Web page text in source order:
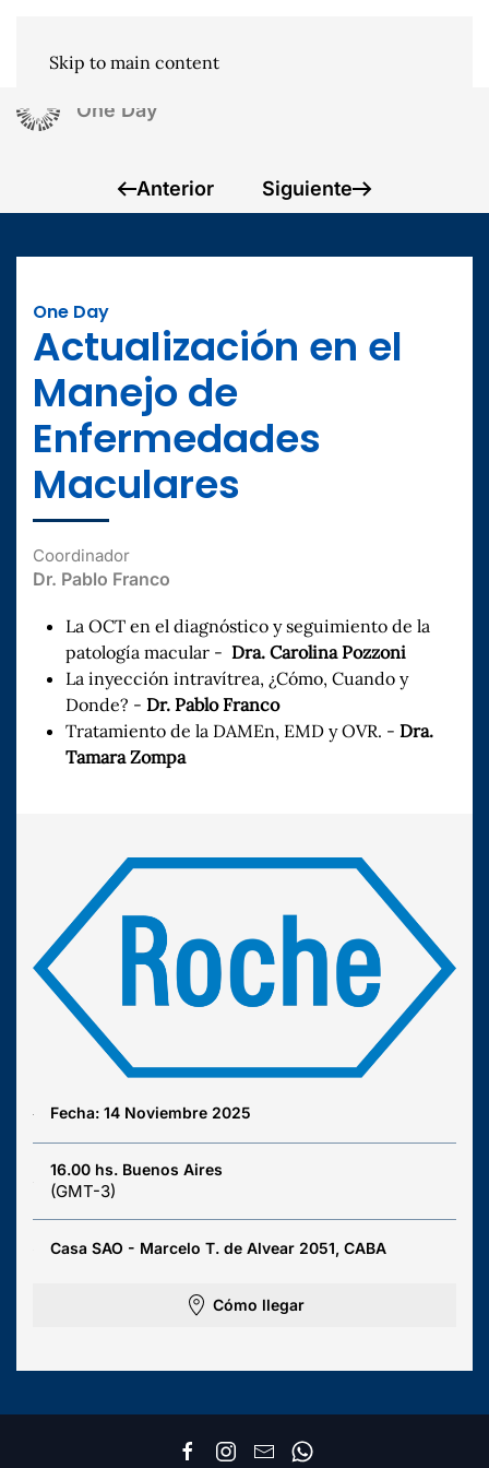
Skip to main content
One Day
Anterior Siguiente
One Day
Actualización en el
Manejo de
Enfermedades
Maculares
Coordinador
Dr. Pablo Franco
La OCT en el diagnóstico y seguimiento de la
patología macular - Dra. Carolina Pozzoni
La inyección intravítrea, ¿Cómo, Cuando y
Donde? - Dr. Pablo Franco
Tratamiento de la DAMEn, EMD y OVR. - Dra.
Tamara Zompa
Fecha: 14 Noviembre 2025
16.00 hs. Buenos Aires
(GMT-3)
Casa SAO - Marcelo T. de Alvear 2051, CABA
Cómo llegar